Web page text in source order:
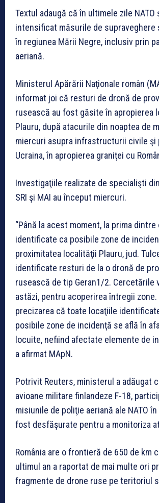
Textul adaugă că în ultimele zile NATO
intensificat măsurile de supraveghere
în regiunea Mării Negre, inclusiv prin
aeriană.
Ministerul Apărării Naţionale român
informat joi că resturi de dronă de
rusească au fost găsite în apropierea
Plauru, după atacurile din noaptea de
miercuri asupra infrastructurii civile şi
Ucraina, în apropierea graniţei cu
Investigaţiile realizate de specialişti
SRI şi MAI au început miercuri.
“Până la acest moment, la prima
identificate ca posibile zone de
proximitatea localităţii Plauru, jud.
identificate resturi de la o dronă de
rusească de tip Geran1/2. Cercetările
astăzi, pentru acoperirea întregii zone.
precizarea că toate locaţiile
posibile zone de incidenţă se află în
locuite, nefiind afectate elemente de
a afirmat MApN.
Potrivit Reuters, ministerul a adăugat
avioane militare finlandeze F-18,
misiunile de poliţie aeriană ale NATO în
fost desfăşurate pentru a monitoriza
România are o frontieră de 650 de km
ultimul an a raportat de mai multe ori
fragmente de drone ruse pe teritoriul